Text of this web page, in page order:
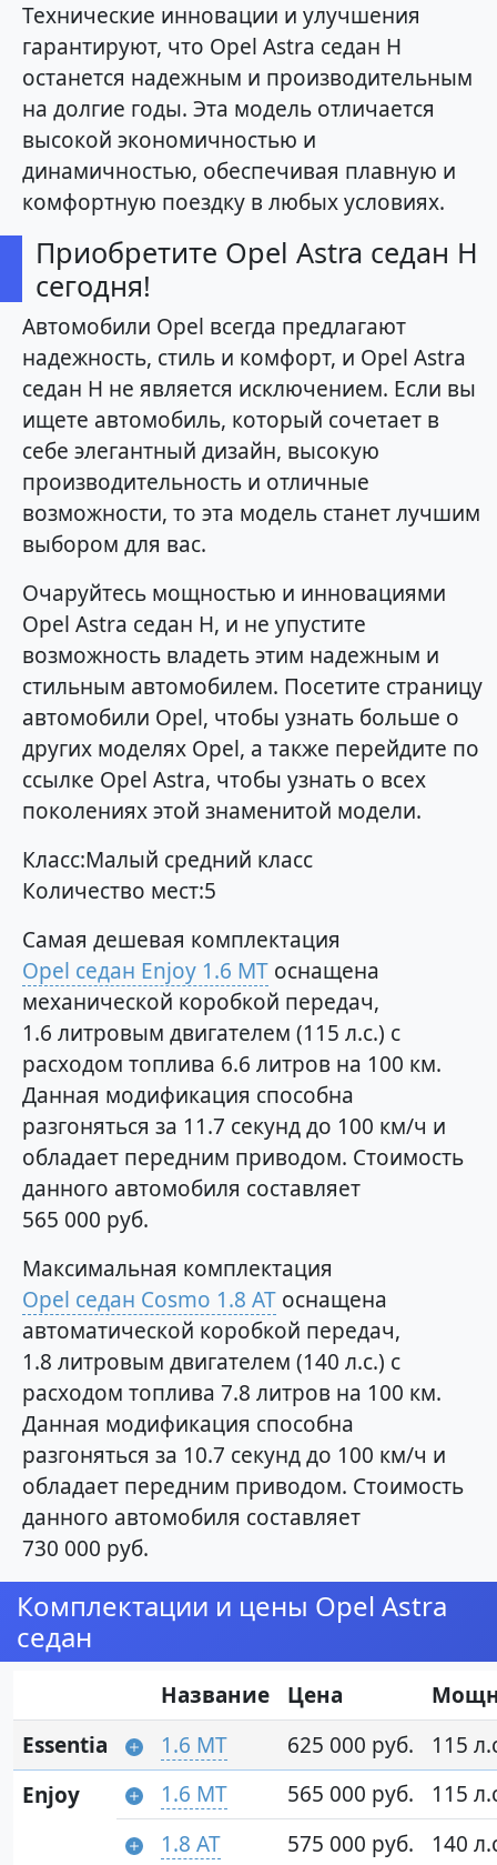
Технические инновации и улучшения
гарантируют, что Opel Astra седан H
останется надежным и производительным
на долгие годы. Эта модель отличается
высокой экономичностью и
динамичностью, обеспечивая плавную и
комфортную поездку в любых условиях.
Приобретите Opel Astra седан H
сегодня!
Автомобили Opel всегда предлагают
надежность, стиль и комфорт, и Opel Astra
седан H не является исключением. Если вы
ищете автомобиль, который сочетает в
себе элегантный дизайн, высокую
производительность и отличные
возможности, то эта модель станет лучшим
выбором для вас.
Очаруйтесь мощностью и инновациями
Opel Astra седан H, и не упустите
возможность владеть этим надежным и
стильным автомобилем. Посетите страницу
автомобили Opel, чтобы узнать больше о
других моделях Opel, а также перейдите по
ссылке Opel Astra, чтобы узнать о всех
поколениях этой знаменитой модели.
Класс:Малый средний класс
Количество мест:5
Самая дешевая комплектация
Opel седан Enjoy 1.6 MT оснащена
механической коробкой передач,
1.6 литровым двигателем (115 л.с.) с
расходом топлива 6.6 литров на 100 км.
Данная модификация способна
разгоняться за 11.7 секунд до 100 км/ч и
обладает передним приводом. Стоимость
данного автомобиля составляет
565 000 руб.
Максимальная комплектация
Opel седан Cosmo 1.8 AT оснащена
автоматической коробкой передач,
1.8 литровым двигателем (140 л.с.) с
расходом топлива 7.8 литров на 100 км.
Данная модификация способна
разгоняться за 10.7 секунд до 100 км/ч и
обладает передним приводом. Стоимость
данного автомобиля составляет
730 000 руб.
Комплектации и цены Opel Astra
седан
Название Цена
Essentia
1.6 MT 625 000 руб.
115
Enjoy
1.6 MT 565 000 руб.
115
1.8 AT
575 000 руб. 140